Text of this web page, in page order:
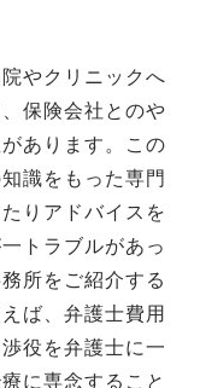
やクリニックへ
保険会社とのや
あります。この
識をもった専門
りアドバイスを
トラブルがあっ
所をご紹介する
ば、弁護士費用
役を弁護士に一
に専念すること